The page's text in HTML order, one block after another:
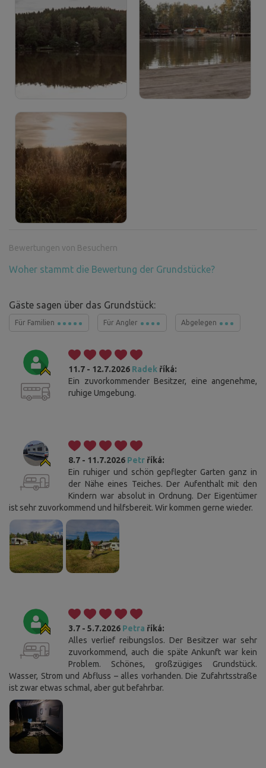
Bewertungen von Besuchern
Woher stammt die Bewertung der Grundstücke?
Gäste sagen über das Grundstück:
Für Familien Für Angler Abgelegen
11.7 - 12.7.2026 Radek říká:
Ein zuvorkommender Besitzer, eine angenehme,
ruhige Umgebung.
8.7 - 11.7.2026 Petr říká:
Ein ruhiger und schön gepflegter Garten ganz in
der Nähe eines Teiches. Der Aufenthalt mit den
Kindern war absolut in Ordnung. Der Eigentümer
ist sehr zuvorkommend und hilfsbereit. Wir kommen gerne wieder.
3.7 - 5.7.2026 Petra říká:
Alles verlief reibungslos. Der Besitzer war sehr
zuvorkommend, auch die späte Ankunft war kein
Problem. Schönes, großzügiges Grundstück.
Wasser, Strom und Abfluss – alles vorhanden. Die Zufahrtsstraße
ist zwar etwas schmal, aber gut befahrbar.